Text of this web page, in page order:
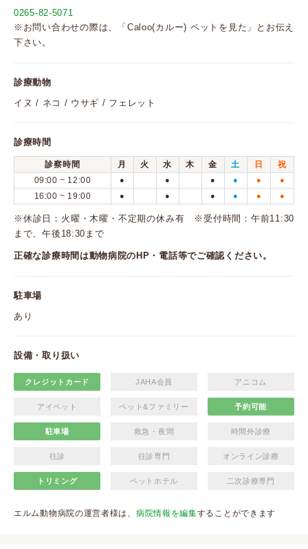
0265-82-5071
※お問い合わせの際は、「Caloo(カルー) ペットを見た」とお伝え
下さい。
診療動物
イヌ / ネコ / ウサギ / フェレット
診療時間
診察時間 月 火 水 木 金 土 日
祝
09:00 ~ 12:00
● ● ● ● ● ●
16:00 ~ 19:00 ● ● ● ● ● ●
※休診日：火曜・木曜・不定期の休み有 ※受付時間：午前11:30
まで、午後18:30まで
正確な診療時間は動物病院のHP・電話等でご確認ください。
駐車場
あり
設備・取り扱い
クレジットカード JAHA会員 アニコム
アイペット ペット&ファミリー 予約可能
駐車場 救急・夜間 時間外診療
往診 往診専門 オンライン診療
トリミング ペットホテル 二次診療専門
エルム動物病院の運営者様は、 病院情報を編集することができます